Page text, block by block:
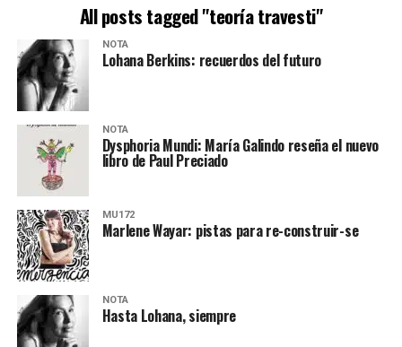
All posts tagged "teoría travesti"
NOTA
Lohana Berkins: recuerdos del futuro
NOTA
Dysphoria Mundi: María Galindo reseña el nuevo
libro de Paul Preciado
MU172
Marlene Wayar: pistas para re-construir-se
NOTA
Hasta Lohana, siempre